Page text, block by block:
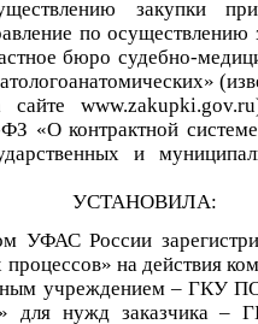
закупки
по осуществлению
бюро судебно-
сайте
«О контрактной
и
УСТАНОВИЛА:
УФАС России
на действия
учреждением – ГКУ
для нужд заказчика –